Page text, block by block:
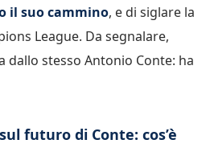
il suo cammino, e di siglare la
League. Da segnalare,
dallo stesso Antonio Conte: ha
futuro di Conte: cos’è